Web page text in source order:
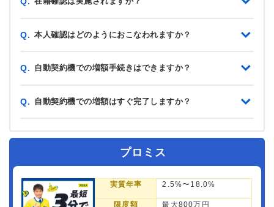
Q. 本人確認はどのようにおこなわれますか？
Q. 自動契約機での増額手続きはできますか？
Q. 自動契約機での増額はすぐ完了しますか？
プロミス
実質年率 2.5%〜18.0%
限度額 最大800万円